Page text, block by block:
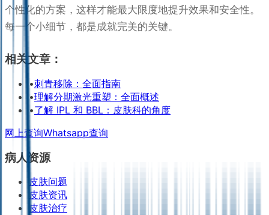
个性化的方案，这样才能最大限度地提升效果和安全性。
每一个小细节，都是成就完美的关键。
相关文章：
•刺青移除：全面指南
•理解分期激光重塑：全面概述
•了解 IPL 和 BBL：皮肤科的角度
网上查询Whatsapp查询
病人资源
皮肤问题
皮肤资讯
皮肤治疗